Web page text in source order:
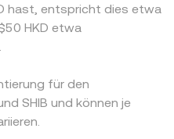
hast, entspricht dies etwa
HKD etwa
für den
SHIB und können je